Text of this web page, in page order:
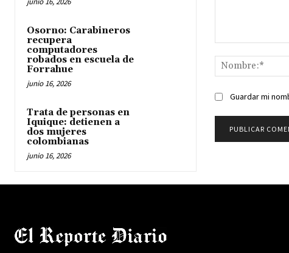
Osorno: Carabineros
recupera
computadores
robados en escuela de
Forrahue
junio 16, 2026
Trata de personas en
Iquique: detienen a
dos mujeres
colombianas
junio 16, 2026
Guardar mi